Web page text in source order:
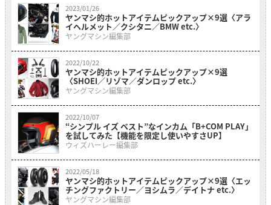
2023/01/26
ヤンマシ的ホットアイテムピックアップ×9選〈アラ
イヘルメット／クシタニ／BMW etc.〉
ヤングマシン編集部
2022/10/22
ヤンマシ的ホットアイテムピックアップ×9選
〈SHOEI／リゾマ／ダンロップ etc.〉
ヤングマシン編集部
2022/10/07
“シンプル イズ ベスト”なインカム「B+COM PLAY」
を試してみた【機能を限定し使いやすさUP】
ウィズハーレー編集部
2022/05/18
ヤンマシ的ホットアイテムピックアップ×9選〈エッ
チングファクトリー／ヨシムラ／デイトナ etc.〉
ヤングマシン編集部